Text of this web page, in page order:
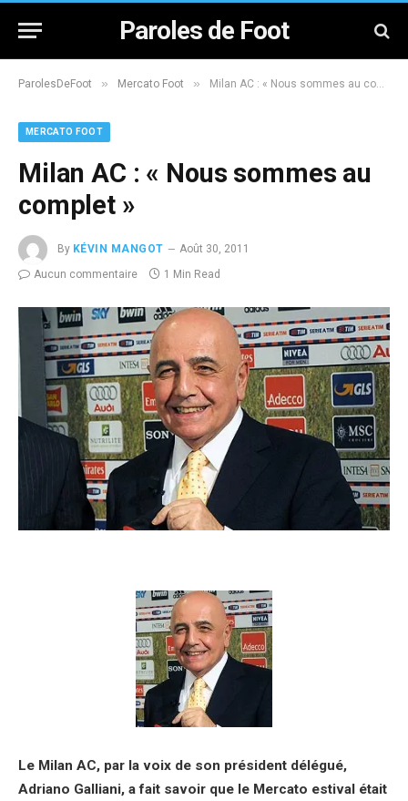
Paroles de Foot
ParolesDeFoot » Mercato Foot » Milan AC : « Nous sommes au complet »
MERCATO FOOT
Milan AC : « Nous sommes au
complet »
By KÉVIN MANGOT
Août 30, 2011
Aucun commentaire
1 Min Read
Le Milan AC, par la voix de son président délégué,
Adriano Galliani, a fait savoir que le Mercato estival était